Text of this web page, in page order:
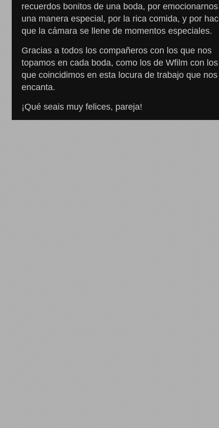
recuerdos bonitos de una boda, por
una manera especial, por la rica comida, y por
que la cámara se llene de momentos especiales.
Gracias a todos los compañeros con los que nos
topamos en cada boda, como los de Wfilm con los
que coincidimos en esta locura de trabajo que nos
encanta.
¡Qué seais muy felices, pareja!